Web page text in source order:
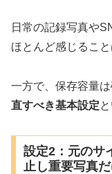
日常の記録写真や
ほとんど感じること
一方で、保存容量
直すべき基本設定
設定2：元のサ
止し重要写真